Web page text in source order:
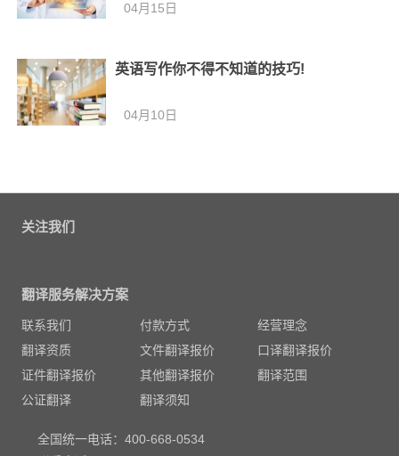
04月15日
英语写作你不得不知道的技巧!
04月10日
关注我们
翻译服务解决方案
联系我们 付款方式
经营理念
翻译资质
文件翻译报价
口译翻译报价
证件翻译报价
其他翻译报价
翻译范围
公证翻译
翻译须知
全国统一电话：400-668-0534